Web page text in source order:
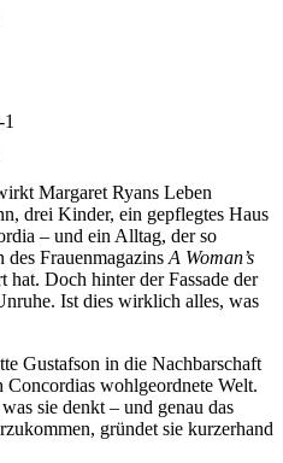
Margaret Ryans Leben
drei Kinder, ein gepflegtes Haus
– und ein Alltag, der so
Frauenmagazins A Woman’s
hat. Doch hinter der Fassade der
Ist dies wirklich alles, was
Gustafson in die Nachbarschaft
wohlgeordnete Welt.
sie denkt – und genau das
gründet sie kurzerhand